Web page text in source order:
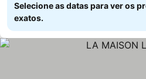
Selecione as datas para ver os
exatos.